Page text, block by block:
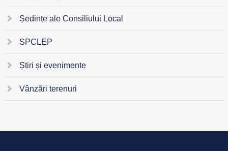
Ședințe ale Consiliului Local
SPCLEP
Știri și evenimente
Vânzări terenuri